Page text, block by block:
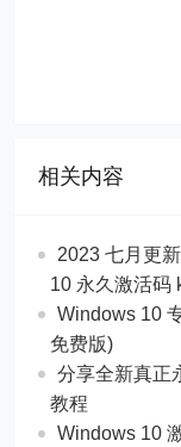
相关内容
2023 七月更
10 永久激活码
Windows 10
免费版)
分享全新真正
教程
Windows 10